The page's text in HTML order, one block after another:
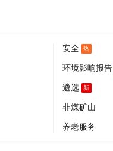
安全 热
环境影响报告
遴选 新
非煤矿山
养老服务